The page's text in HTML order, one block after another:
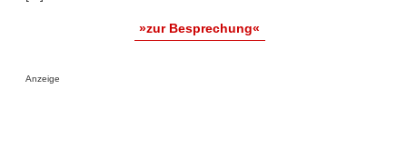
»zur Besprechung«
Anzeige